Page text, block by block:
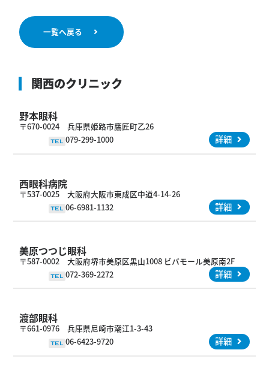
一覧へ戻る
関西のクリニック
野本眼科
〒670-0024 兵庫県姫路市鷹匠町乙26
TEL 079-299-1000 詳細
西眼科病院
〒537-0025 大阪府大阪市東成区中道4-14-26
TEL 06-6981-1132 詳細
美原つつじ眼科
〒587-0002 大阪府堺市美原区黒山1008 ビバモール美原南2F
TEL 072-369-2272 詳細
渡部眼科
〒661-0976 兵庫県尼崎市潮江1-3-43
TEL 06-6423-9720 詳細